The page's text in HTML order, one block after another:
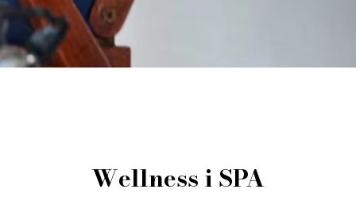
Wellness i SPA